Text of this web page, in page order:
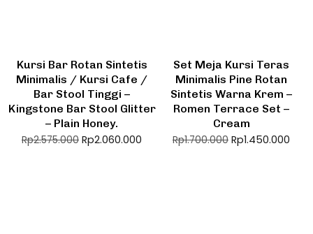
Kursi Bar Rotan Sintetis
Minimalis / Kursi Cafe /
Bar Stool Tinggi –
Kingstone Bar Stool Glitter
– Plain Honey.
Rp2.575.000 Rp2.060.000
Set Meja Kursi Teras
Minimalis Pine Rotan
Sintetis Warna Krem –
Romen Terrace Set –
Cream
Rp1.700.000 Rp1.450.000